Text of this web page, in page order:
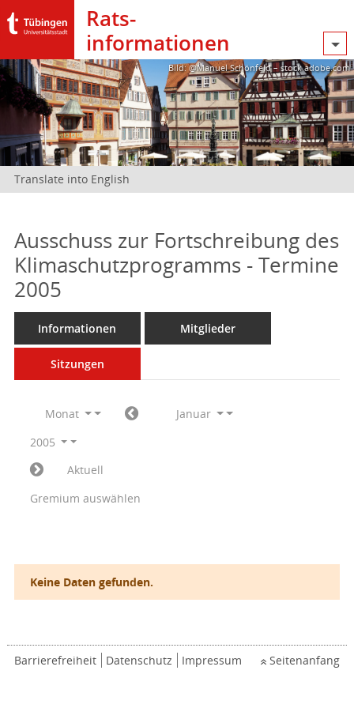
Rats­
informationen
Bild: @Manuel Schönfeld – stock.adobe.com
Translate into English
Ausschuss zur Fortschreibung des
Klimaschutzprogramms - Termine
2005
Informationen Mitglieder
Sitzungen
Monat
Januar
2005
Aktuell
Gremium auswählen
Keine Daten gefunden.
Barrierefreiheit Datenschutz Impressum Seitenanfang